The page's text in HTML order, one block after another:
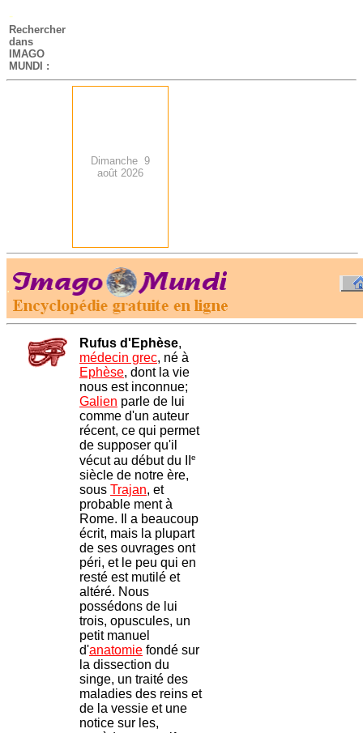
-
Rechercher
dans
IMAGO
MUNDI :
Dimanche 9
août 2026
.
Rufus d'Ephèse,
médecin grec, né à
Ephèse, dont la vie
nous est inconnue;
Galien parle de lui
comme d'un auteur
récent, ce qui permet
de supposer qu'il
vécut au début du II
e
siècle de notre ère,
sous Trajan, et
probable ment à
Rome. Il a beaucoup
écrit, mais la plupart
de ses ouvrages ont
péri, et le peu qui en
resté est mutilé et
altéré. Nous
possédons de lui
trois, opuscules, un
petit manuel
d'anatomie fondé sur
la dissection du
singe, un traité des
maladies des reins et
de la vessie et une
notice sur les,